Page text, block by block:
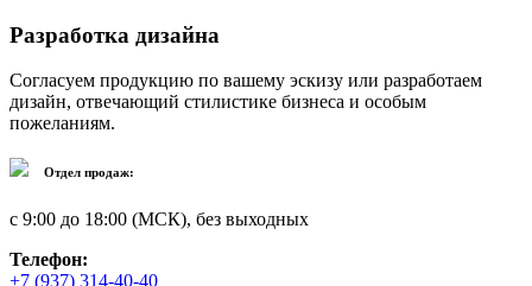
Разработка дизайна
Согласуем продукцию по вашему эскизу или разработаем
дизайн, отвечающий стилистике бизнеса и особым
пожеланиям.
Отдел продаж:
с 9:00 до 18:00 (МСК), без выходных
Телефон:
+7 (937) 314-40-40